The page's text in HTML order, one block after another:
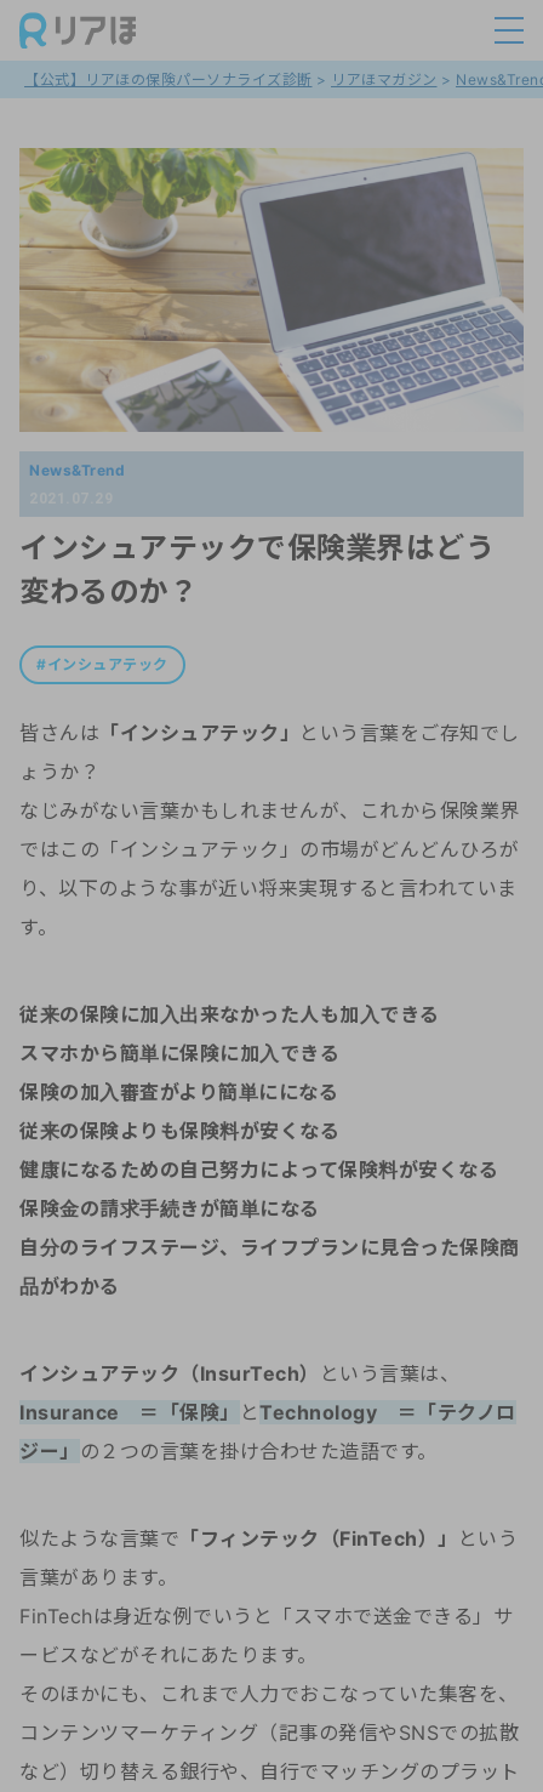
【公式】リアほの保険パーソナライズ診断 > リアほマガジン >
News&Trend
インシュアテックで保険業界はどう
変わるのか？
インシュアテック
皆さんは 「インシュアテック」
という言葉をご存知でし
ょうか？
なじみがない言葉かもしれませんが、これから保険業界
ではこの「インシュアテック」の市場がどんどんひろが
り、以下のような事が近い将来実現すると言われていま
す。
従来の保険に加入出来なかった人も加入できる
スマホから簡単に保険に加入できる
保険の加入審査がより簡単にになる
従来の保険よりも保険料が安くなる
健康になるための自己努力によって保険料が安くなる
保険金の請求手続きが簡単になる
自分のライフステージ、ライフプランに見合った保険商
品がわかる
インシュアテック（InsurTech）
という言葉は、
Insurance ＝「保険」
とTechnology ＝「テクノロ
ジー」
の２つの言葉を掛け合わせた造語です。
似たような言葉で 「フィンテック（FinTech）」
という
言葉があります。
FinTechは身近な例でいうと「スマホで送金できる」サ
ービスなどがそれにあたります。
そのほかにも、これまで人力でおこなっていた集客を、
コンテンツマーケティング（記事の発信やSNSでの拡散
など）切り替える銀行や、自行でマッチングのプラット